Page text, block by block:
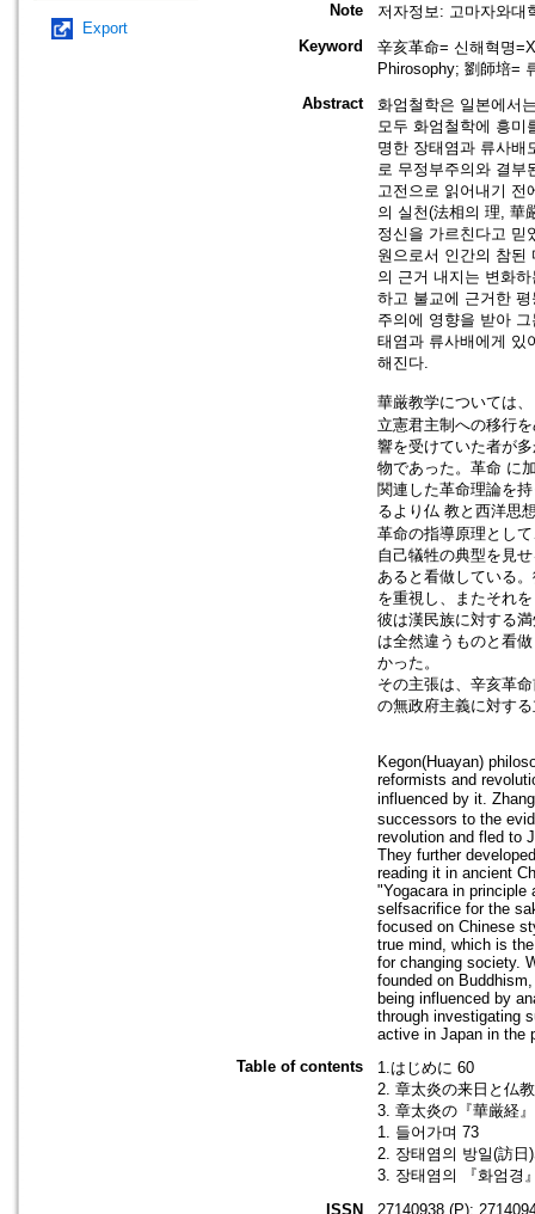
Export
Note
저자정보: 고마자와대
Keyword
辛亥革命= 신해혁명
Phirosophy; 劉師培=
Abstract
화엄철학은 일본에서
모두 화엄철학에 흥미
명한 장태염과 류사배
로 무정부주의와 결부
고전으로 읽어내기 전
의 실천(法相의 理, 華
정신을 가르친다고 믿
원으로서 인간의 참된
의 근거 내지는 변화
하고 불교에 근거한
주의에 영향을 받아
태염과 류사배에게 있
해진다.
華厳教学については
立憲君主制への移行
響を受けていた者が
物であった。革命 に
関連した革命理論を
るより仏 教と西洋思
革命の指導原理とし
自己犠牲の典型を見
あると看做している
を重視し、またそれ
彼は漢民族に対する
は全然違うものと看
かった。
その主張は、辛亥革
の無政府主義に対す
Kegon(Huayan)
reformists and
influenced by it.
successors to the
revolution and fled to
They further
reading it in ancient
"Yogacara in
selfsacrifice for the
focused on Chinese
true mind, which is
for changing society.
founded on
being influenced by
through investigating
active in Japan in the
Table of contents
1.はじめに 60
2. 章太炎の来日と仏
3. 章太炎の『華厳経
1. 들어가며 73
2. 장태염의 방일(訪日
3. 장태염의 『화엄경
ISSN
27140938 (P);